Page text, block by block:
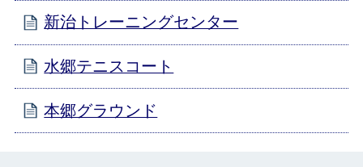
新治トレーニングセンター
水郷テニスコート
本郷グラウンド